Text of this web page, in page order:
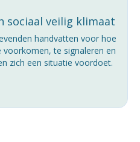
sociaal veilig klimaat
handvatten voor hoe
te signaleren en
zich een situatie voordoet.